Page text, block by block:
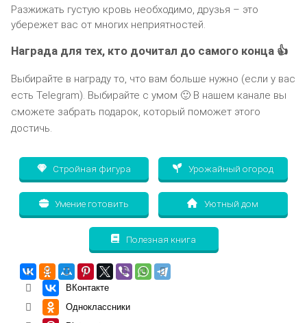
Разжижать густую кровь необходимо, друзья – это
убережет вас от многих неприятностей.
Награда для тех, кто дочитал до самого конца 👍
Выбирайте в награду то, что вам больше нужно (если у вас
есть Telegram). Выбирайте с умом 🙂 В нашем канале вы
сможете забрать подарок, который поможет этого
достичь.
Стройная фигура Урожайный огород
Умение готовить Уютный дом
Полезная книга
ВКонтакте
Одноклассники